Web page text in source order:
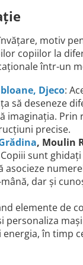
motiv
copiilor la
într-un
Djeco:
să deseneze
precise.
, Moulin
sunt
asocieze
dar și
elemente de
în timp